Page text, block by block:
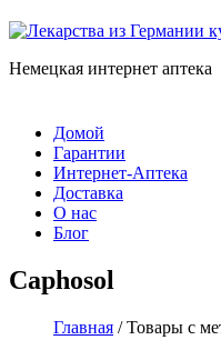
Немецкая интернет аптека
Домой
Гарантии
Интернет-Аптека
Доставка
О нас
Блог
Caphosol
Главная / Товары с